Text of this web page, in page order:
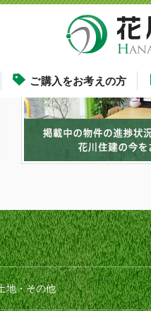
ご購入をお考えの方
地・その他